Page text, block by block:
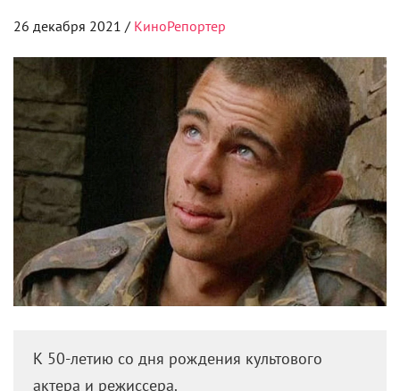
26 декабря 2021 / КиноРепортер
К 50-летию со дня рождения культового
актера и режиссера.